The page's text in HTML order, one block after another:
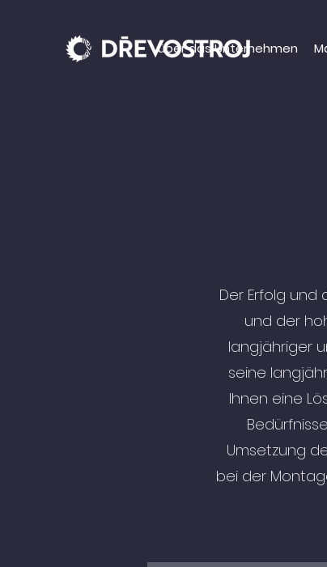
über das Unternehmen
Der Erfolg und
und der
langjähriger
seine
Ihnen eine
Umsetzung
bei der